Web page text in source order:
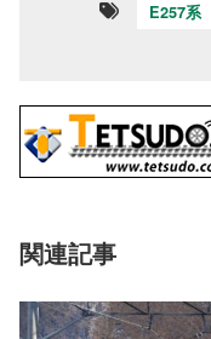
E257系
関連記事